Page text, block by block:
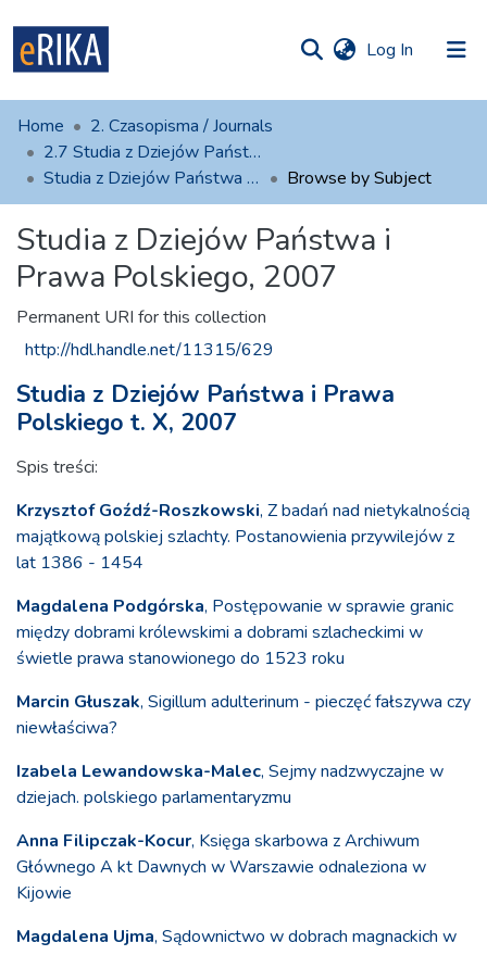
Log In (current)
UAFM
Information
Help
Contact
Home
2. Czasopisma / Journals
2.7 Studia z Dziejów Państwa i Prawa Polskiego
Studia z Dziejów Państwa i Prawa Polskiego, 2007
Browse by Subject
Studia z Dziejów Państwa i
Prawa Polskiego, 2007
Permanent URI for this collection
http://hdl.handle.net/11315/629
Studia z Dziejów Państwa i Prawa
Polskiego t. X, 2007
Spis treści:
Krzysztof Goźdź-Roszkowski, Z badań nad nietykalnością
majątkową polskiej szlachty. Postanowienia przywilejów z
lat 1386 - 1454
Magdalena Podgórska, Postępowanie w sprawie granic
między dobrami królewskimi a dobrami szlacheckimi w
świetle prawa stanowionego do 1523 roku
Marcin Głuszak, Sigillum adulterinum - pieczęć fałszywa czy
niewłaściwa?
Izabela Lewandowska-Malec, Sejmy nadzwyczajne w
dziejach. polskiego parlamentaryzmu
Anna Filipczak-Kocur, Księga skarbowa z Archiwum
Głównego A kt Dawnych w Warszawie odnaleziona w
Kijowie
Magdalena Ujma, Sądownictwo w dobrach magnackich w